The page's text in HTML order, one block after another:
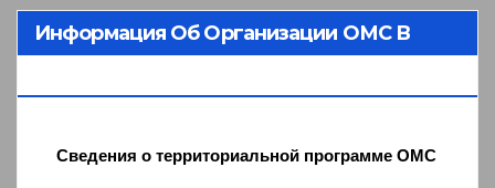
Информация Об Организации ОМС В
Сведения о территориальной программе ОМС